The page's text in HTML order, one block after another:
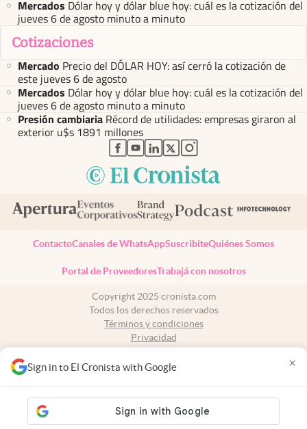
Sign in to El Cronista with Google ×
Mercados Dólar hoy y dólar blue hoy: cuál es la cotización del
jueves 6 de agosto minuto a minuto
Cotizaciones
Mercado Precio del DÓLAR HOY: así cerró la cotización de
este jueves 6 de agosto
Mercados Dólar hoy y dólar blue hoy: cuál es la cotización del
jueves 6 de agosto minuto a minuto
Presión cambiaria Récord de utilidades: empresas giraron al
exterior u$s 1891 millones
abre en nueva pestaña
abre en nueva pestaña
abre en nueva pestaña
abre en nueva pestaña
abre en nueva pestaña
ContactoCanales de WhatsAppSuscribiteQuiénes Somos
Portal de ProveedoresTrabajá con nosotros
Copyright 2025 cronista.com
Todos los derechos reservados
Términos y condiciones
Privacidad
Tel: +54 11 7078-3270
propiedad intelectual: 56576959